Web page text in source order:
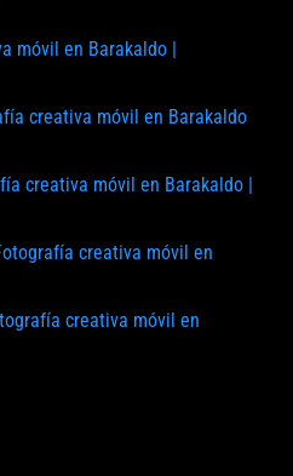
móvil en Barakaldo |
creativa móvil en Barakaldo
creativa móvil en Barakaldo |
creativa móvil en
creativa móvil en